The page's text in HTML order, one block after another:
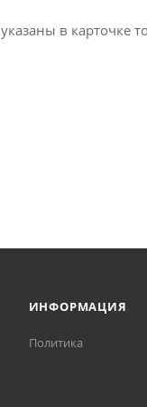
в карточке
ИНФОРМАЦИЯ
Политика